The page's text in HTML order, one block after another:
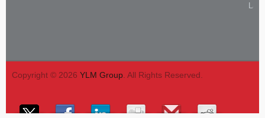
Läs
Copyright © 2026 YLM Group . All Rights Reserved.